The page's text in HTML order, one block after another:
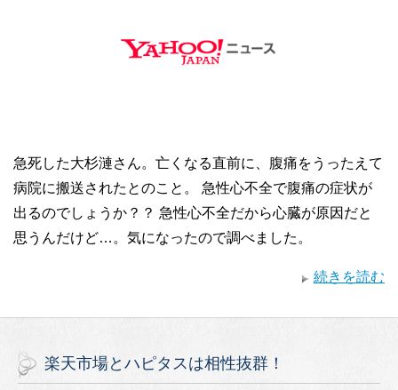
急死した大杉漣さん。亡くなる直前に、腹痛をうったえて
病院に搬送されたとのこと。 急性心不全で腹痛の症状が
出るのでしょうか？？ 急性心不全だから心臓が原因だと
思うんだけど…。気になったので調べました。
続きを読む
楽天市場とハピタスは相性抜群！